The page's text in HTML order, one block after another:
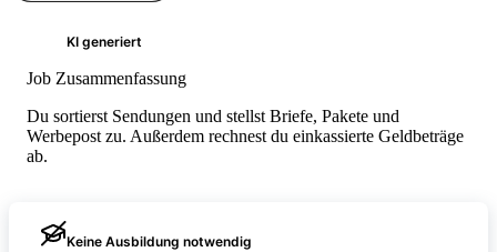
KI generiert
Job Zusammenfassung
Du sortierst Sendungen und stellst Briefe, Pakete und
Werbepost zu. Außerdem rechnest du einkassierte Geldbeträge
ab.
Keine Ausbildung notwendig